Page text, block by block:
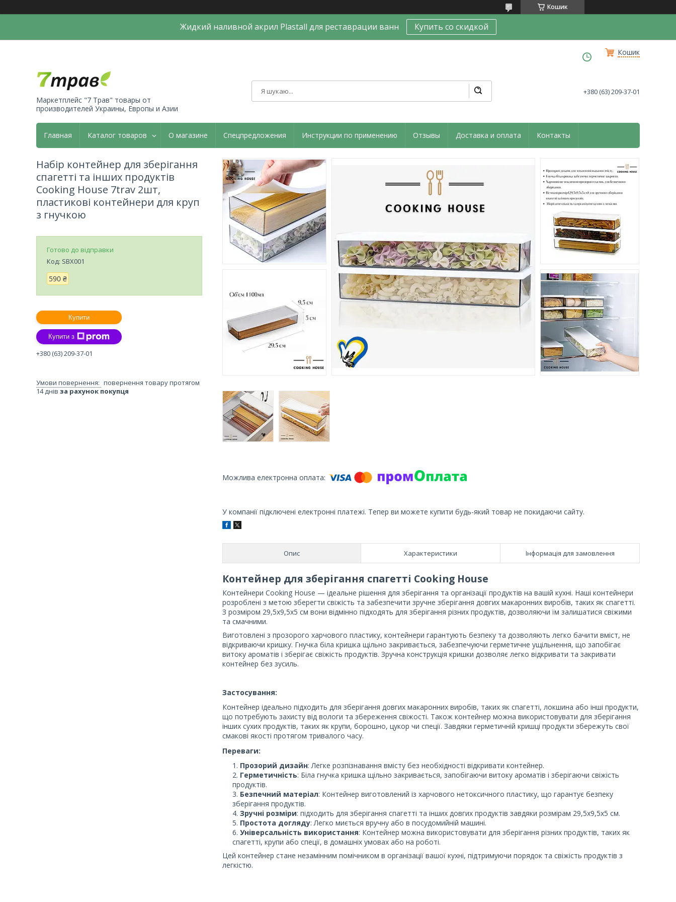
Кошик
Жидкий наливной акрил Plastall для реставрации ванн Купить со скидкой
Кошик
Маркетплейс "7 Трав" товары от
производителей Украины, Европы и Азии
+380 (63) 209-37-01
Главная Каталог товаров О магазине Спецпредложения Инструкции по применению Отзывы Доставка и оплата Контакты
У компанії підключені електронні платежі. Тепер ви можете купити будь-який товар не покидаючи сайту.
Опис Характеристики Інформація для замовлення
Контейнер для зберігання спагетті Cooking House
Контейнери Cooking House — ідеальне рішення для зберігання та організації продуктів на вашій кухні. Наші контейнери
розроблені з метою зберегти свіжість та забезпечити зручне зберігання довгих макаронних виробів, таких як спагетті.
З розміром 29,5х9,5х5 см вони відмінно підходять для зберігання різних продуктів, дозволяючи їм залишатися свіжими
та смачними.
Виготовлені з прозорого харчового пластику, контейнери гарантують безпеку та дозволяють легко бачити вміст, не
відкриваючи кришку. Гнучка біла кришка щільно закривається, забезпечуючи герметичне ущільнення, що запобігає
витоку ароматів і зберігає свіжість продуктів. Зручна конструкція кришки дозволяє легко відкривати та закривати
контейнер без зусиль.
Застосування:
Контейнер ідеально підходить для зберігання довгих макаронних виробів, таких як спагетті, локшина або інші продукти,
що потребують захисту від вологи та збереження свіжості. Також контейнер можна використовувати для зберігання
інших сухих продуктів, таких як крупи, борошно, цукор чи спеції. Завдяки герметичній кришці продукти збережуть свої
смакові якості протягом тривалого часу.
Переваги:
Прозорий дизайн: Легке розпізнавання вмісту без необхідності відкривати контейнер.
Герметичність: Біла гнучка кришка щільно закривається, запобігаючи витоку ароматів і зберігаючи свіжість
продуктів.
Безпечний матеріал: Контейнер виготовлений із харчового нетоксичного пластику, що гарантує безпеку
зберігання продуктів.
Зручні розміри: підходить для зберігання спагетті та інших довгих продуктів завдяки розмірам 29,5х9,5х5 см.
Простота догляду: Легко миється вручну або в посудомийній машині.
Універсальність використання: Контейнер можна використовувати для зберігання різних продуктів, таких як
спагетті, крупи або спеції, в домашніх умовах або на роботі.
Цей контейнер стане незамінним помічником в організації вашої кухні, підтримуючи порядок та свіжість продуктів з
легкістю.
Набір контейнер для зберігання
спагетті та інших продуктів
Cooking House 7trav 2шт,
пластикові контейнери для круп
з гнучкою
Готово до відправки
Код: SBX001
590 ₴
Купити
Купити з
+380 (63) 209-37-01
повернення товару протягом
14 днів за рахунок покупця